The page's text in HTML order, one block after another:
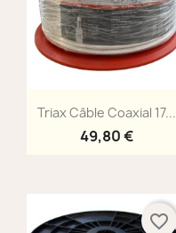
Aperçu rapide
Triax Câble Coaxial 17...
49,80 €
favorite_border